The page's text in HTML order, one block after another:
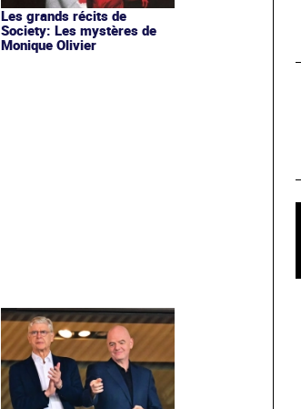
Les grands récits de
Society: Les mystères de
Monique Olivier